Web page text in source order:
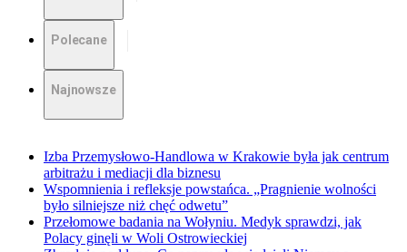
Polecane
Najnowsze
Izba Przemysłowo-Handlowa w Krakowie była jak centrum
arbitrażu i mediacji dla biznesu
Wspomnienia i refleksje powstańca. „Pragnienie wolności
było silniejsze niż chęć odwetu”
Przełomowe badania na Wołyniu. Medyk sprawdzi, jak
Polacy ginęli w Woli Ostrowieckiej